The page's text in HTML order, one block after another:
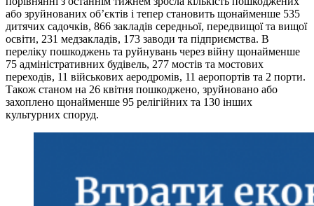
або зруйнованих об’єктів і тепер становить щонайменше 535
дитячих садочків, 866 закладів середньої, передвищої та вищої
освіти, 231 медзакладів, 173 заводи та підприємства. В
переліку пошкоджень та руйнувань через війну щонайменше
75 адміністративних будівель, 277 мостів та мостових
переходів, 11 військових аеродромів, 11 аеропортів та 2 порти.
Також станом на 26 квітня пошкоджено, зруйновано або
захоплено щонайменше 95 релігійних та 130 інших
культурних споруд.